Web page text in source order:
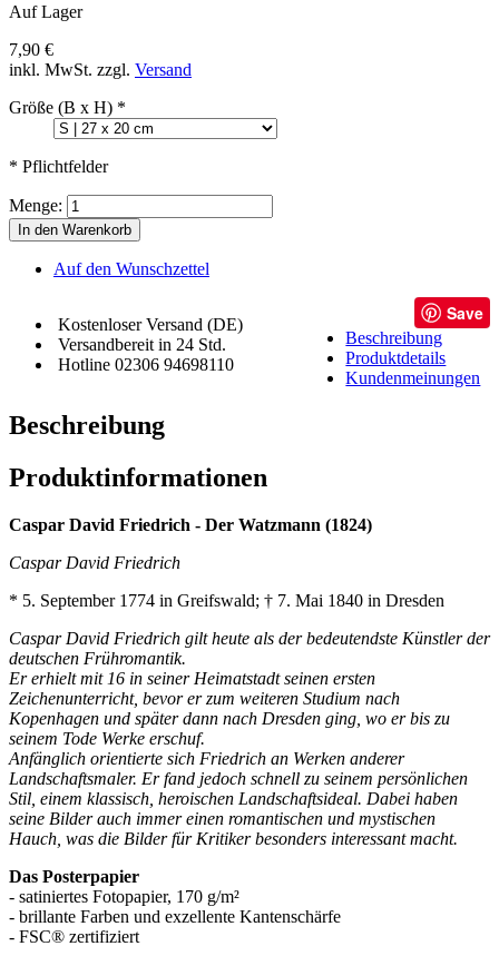
Auf Lager
7,90 €
inkl. MwSt. zzgl. Versand
Größe (B x H) *
* Pflichtfelder
Menge:
In den Warenkorb
Auf den Wunschzettel
Kostenloser Versand (DE)
Versandbereit in 24 Std.
Hotline 02306 94698110
Save
Beschreibung
Produktdetails
Kundenmeinungen
Beschreibung
Produktinformationen
Caspar David Friedrich - Der Watzmann (1824)
Caspar David Friedrich
* 5. September 1774 in Greifswald; † 7. Mai 1840 in Dresden
Caspar David Friedrich gilt heute als der bedeutendste Künstler der
deutschen Frühromantik.
Er erhielt mit 16 in seiner Heimatstadt seinen ersten
Zeichenunterricht, bevor er zum weiteren Studium nach
Kopenhagen und später dann nach Dresden ging, wo er bis zu
seinem Tode Werke erschuf.
Anfänglich orientierte sich Friedrich an Werken anderer
Landschaftsmaler. Er fand jedoch schnell zu seinem persönlichen
Stil, einem klassisch, heroischen Landschaftsideal. Dabei haben
seine Bilder auch immer einen romantischen und mystischen
Hauch, was die Bilder für Kritiker besonders interessant macht.
Das Posterpapier
- satiniertes Fotopapier, 170 g/m²
- brillante Farben und exzellente Kantenschärfe
- FSC® zertifiziert